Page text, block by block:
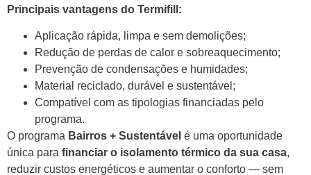
Principais vantagens do Termifill:
Aplicação rápida, limpa e sem demolições;
Redução de perdas de calor e sobreaquecimento;
Prevenção de condensações e humidades;
Material reciclado, durável e sustentável;
Compatível com as tipologias financiadas pelo
programa.
O programa Bairros + Sustentável é uma oportunidade
única para financiar o isolamento térmico da sua casa,
reduzir custos energéticos e aumentar o conforto — sem